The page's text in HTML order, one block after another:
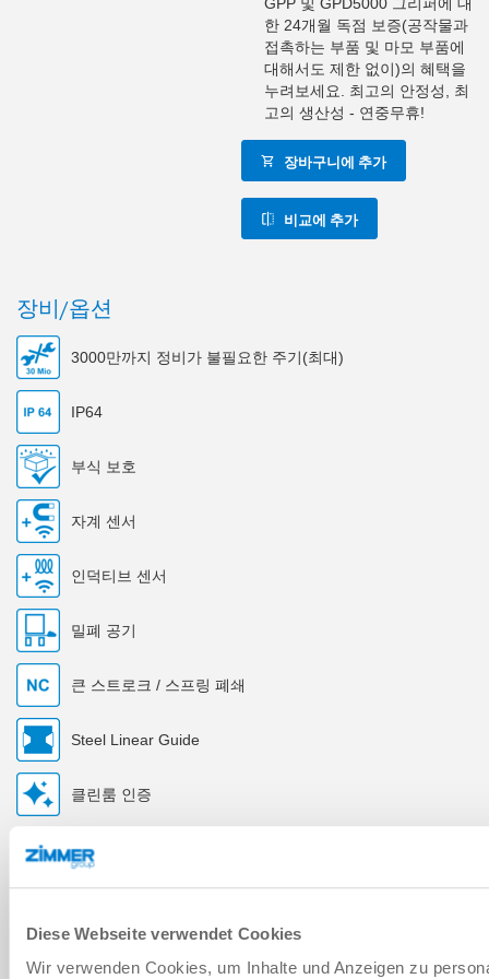
Diese Webseite verwendet Cookies
Wir verwenden Cookies, um Inhalte und Anzeigen zu
한 24개월 독점 보증(공작물과
접촉하는 부품 및 마모 부품에
대해서도 제한 없이)의 혜택을
누려보세요. 최고의 안정성, 최
고의 생산성 - 연중무휴!
장바구니에 추가
비교에 추가
장비/옵션
3000만까지 정비가 불필요한 주기(최대)
IP64
부식 보호
자계 센서
인덕티브 센서
밀폐 공기
큰 스트로크 / 스프링 폐쇄
Steel Linear Guide
클린룸 인증